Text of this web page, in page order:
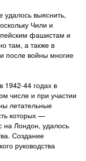
удалось выяснить,
Чили и
фашистам и
там, а также в
после войны многие
1942-44 годах в
числе и при участии
летательные
которых —
Лондон, удалось
Создание
руководства